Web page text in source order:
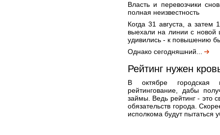
Власть и перевозчики
полная неизвестность
Когда 31 августа, а затем
выехали на линии с новой
удивились - к повышению
Однако сегодняшний...
Рейтинг нужен
В октябре городская
рейтингование, дабы
займы. Ведь рейтинг - это
обязательств города.
исполкома будут пытаться